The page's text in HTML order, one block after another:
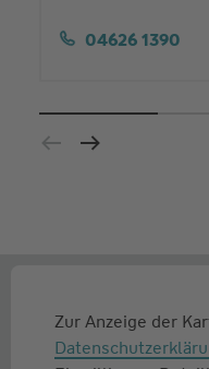
04626 1390
Zur Anzeige der